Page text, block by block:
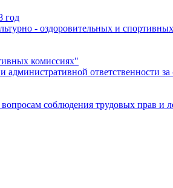
год
- оздоровительных и
комиссиях"
административной ответственности
соблюдения трудовых прав и